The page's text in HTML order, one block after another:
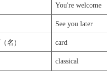
You're welcome
See you later
名) card
classical